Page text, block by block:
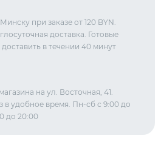
при заказе от 120 BYN.
доставка. Готовые
в течении 40 минут
на ул. Восточная, 41.
в удобное время. Пн-сб с 9:00 до
до 20:00